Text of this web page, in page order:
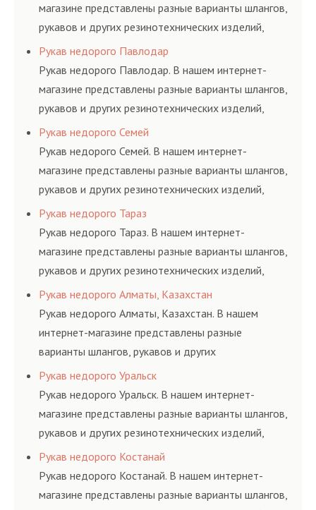
магазине представлены разные варианты шлангов,
рукавов и других резинотехнических изделий,
соответствующих ГОСТам, техническим условиям
и нормативам.
Рукав недорого Павлодар
Рукав недорого Павлодар. В нашем интернет-
магазине представлены разные варианты шлангов,
рукавов и других резинотехнических изделий,
соответствующих ГОСТам, техническим условиям
и нормативам.
Рукав недорого Семей
Рукав недорого Семей. В нашем интернет-
магазине представлены разные варианты шлангов,
рукавов и других резинотехнических изделий,
соответствующих ГОСТам, техническим условиям
и нормативам.
Рукав недорого Тараз
Рукав недорого Тараз. В нашем интернет-
магазине представлены разные варианты шлангов,
рукавов и других резинотехнических изделий,
соответствующих ГОСТам, техническим условиям
и нормативам.
Рукав недорого Алматы, Казахстан
Рукав недорого Алматы, Казахстан. В нашем
интернет-магазине представлены разные
варианты шлангов, рукавов и других
резинотехнических изделий, соответствующих
ГОСТам, техническим условиям и нормативам.
Рукав недорого Уральск
Рукав недорого Уральск. В нашем интернет-
магазине представлены разные варианты шлангов,
рукавов и других резинотехнических изделий,
соответствующих ГОСТам, техническим условиям
и нормативам.
Рукав недорого Костанай
Рукав недорого Костанай. В нашем интернет-
магазине представлены разные варианты шлангов,